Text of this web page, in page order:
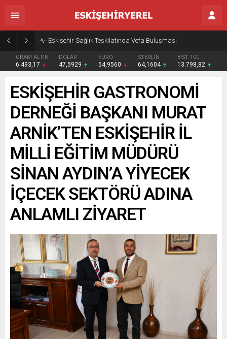
Eskişehir Sağlık Teşkilatında Vefa Buluşması
GRAM ALTIN
6.493,17
DOLAR
47,5929
EURO
54,9560
STERLİN
64,1604
BIST 100
13.798,82
ESKİŞEHİR GASTRONOMİ
DERNEĞİ BAŞKANI MURAT
ARNİK’TEN ESKİŞEHİR İL
MİLLİ EĞİTİM MÜDÜRÜ
SİNAN AYDIN’A YİYECEK
İÇECEK SEKTÖRÜ ADINA
ANLAMLI ZİYARET